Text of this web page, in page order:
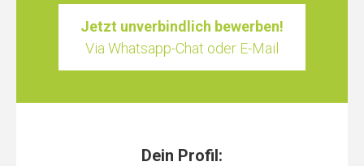
Jetzt unverbindlich bewerben!
Via Whatsapp-Chat oder E-Mail
Dein Profil: